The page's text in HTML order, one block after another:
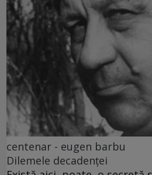
centenar - eugen barbu
Dilemele decadenței